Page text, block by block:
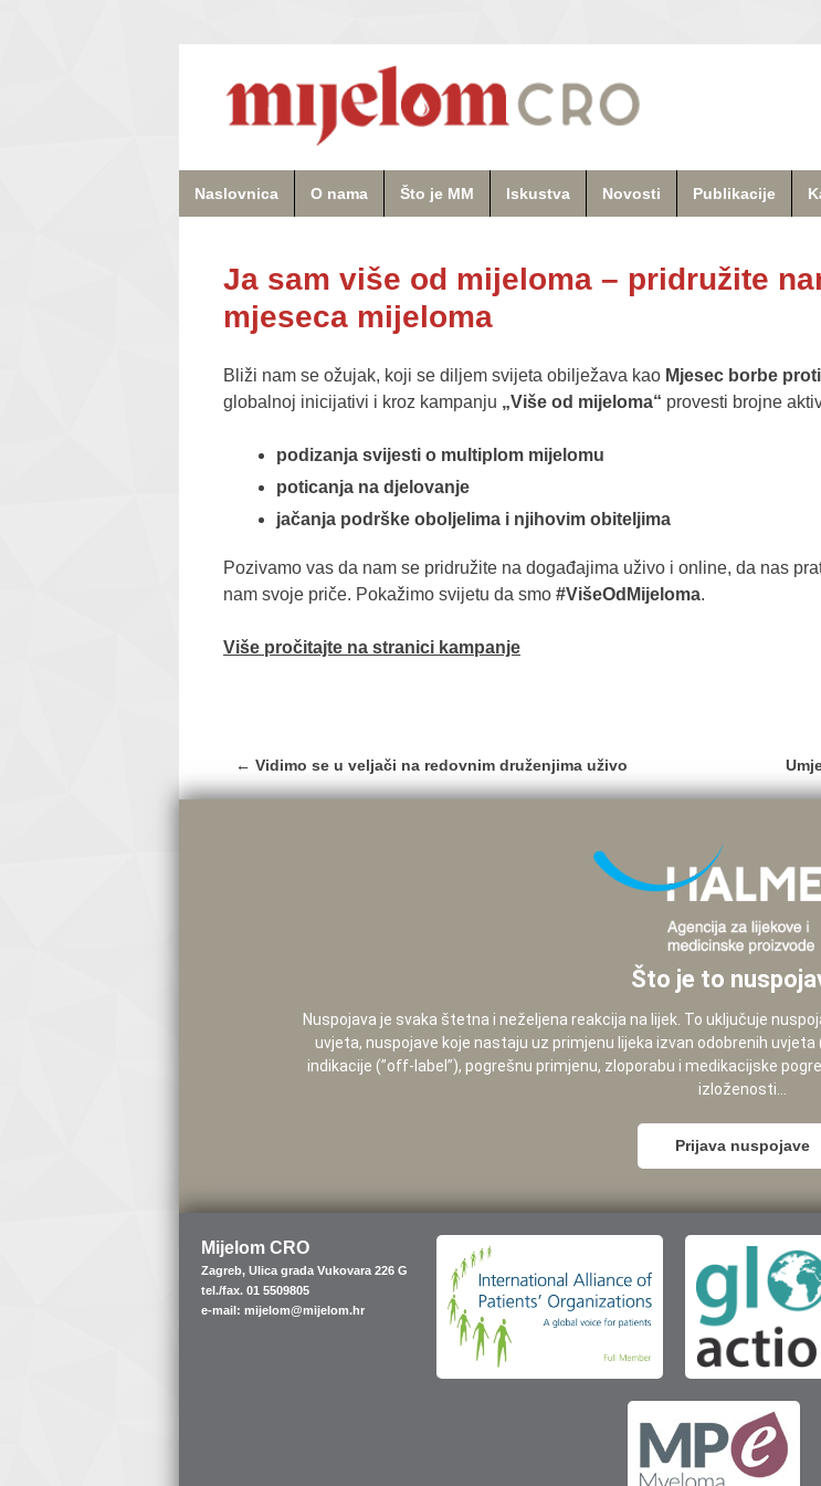
Naslovnica O nama Što je MM Iskustva Novosti Publikacije
Ja sam više od mijeloma – pridružite
mjeseca mijeloma
Bliži nam se ožujak, koji se diljem svijeta obilježava kao Mjesec borbe
globalnoj inicijativi i kroz kampanju „Više od mijeloma“ provesti brojne
podizanja svijesti o multiplom mijelomu
poticanja na djelovanje
jačanja podrške oboljelima i njihovim obiteljima
Pozivamo vas da nam se pridružite na događajima uživo i online, da nas
nam svoje priče. Pokažimo svijetu da smo #VišeOdMijeloma.
Više pročitajte na stranici kampanje
Post
navigation
← Vidimo se u veljači na redovnim druženjima uživo
Što je to
Nuspojava je svaka štetna i neželjena reakcija na lijek. To uključuje
uvjeta, nuspojave koje nastaju uz primjenu lijeka izvan odobrenih
indikacije (”off-label”), pogrešnu primjenu, zloporabu i medikacijske
izloženosti...
Prijava nuspojave
Mijelom CRO
Zagreb, Ulica grada Vukovara 226 G
tel./fax. 01 5509805
e-mail: mijelom@mijelom.hr